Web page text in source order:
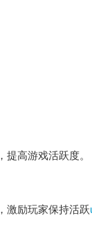
高游戏活跃度。
激励玩家保持活跃